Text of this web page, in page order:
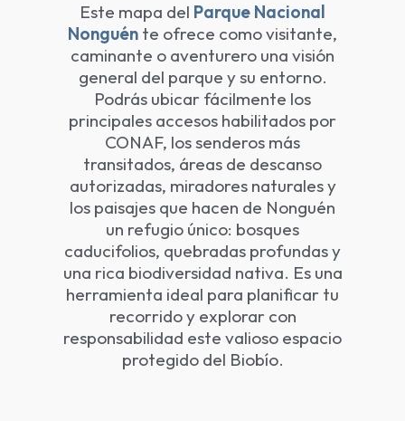
Este mapa del Parque Nacional
Nonguén te ofrece como visitante,
caminante o aventurero una visión
general del parque y su entorno.
Podrás ubicar fácilmente los
principales accesos habilitados por
CONAF, los senderos más
transitados, áreas de descanso
autorizadas, miradores naturales y
los paisajes que hacen de Nonguén
un refugio único: bosques
caducifolios, quebradas profundas y
una rica biodiversidad nativa. Es una
herramienta ideal para planificar tu
recorrido y explorar con
responsabilidad este valioso espacio
protegido del Biobío.